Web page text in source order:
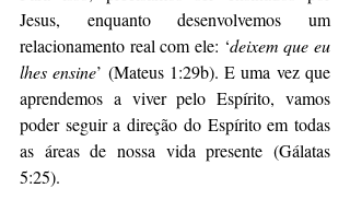
Jesus, enquanto desenvolvemos um
relacionamento real com ele: ‘deixem que eu
lhes ensine’ (Mateus 1:29b). E uma vez que
aprendemos a viver pelo Espírito, vamos
poder seguir a direção do Espírito em todas
as áreas de nossa vida presente (Gálatas
5:25).